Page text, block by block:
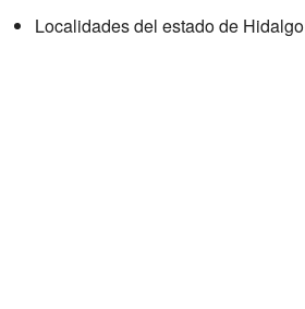
Localidades del estado de Hidalgo